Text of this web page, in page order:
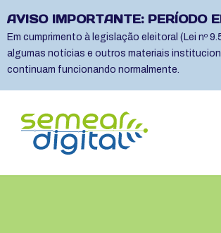
AVISO IMPORTANTE: PERÍODO
Em cumprimento à legislação eleitoral (Lei nº
algumas notícias e outros materiais
continuam funcionando normalmente.